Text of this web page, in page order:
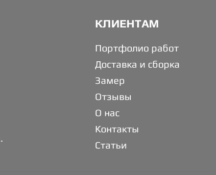
КЛИЕНТАМ
Портфолио работ
Доставка и сборка
Замер
Отзывы
О нас
Контакты
Статьи